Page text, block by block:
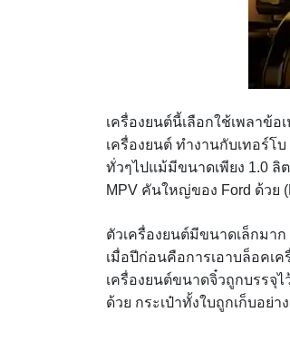
เครื่องยนต์นี้เลือกใช้เพลาข้
เครื่องยนต์ ทำงานกับเทอร์โ
ทั่วๆไปแม้มีขนาดเพียง 1.0 ลิ
MPV คันใหญ่ของ Ford ด้วย
ตัวเครื่องยนต์มีขนาดเล็กมา
เมื่อปีก่อนคือการเอาบล็อคเ
เครื่องยนต์ขนาดจิ๋วถูกบรรจุ
ด้วย กระเป๋าทั้งใบถูกเก็บอย่